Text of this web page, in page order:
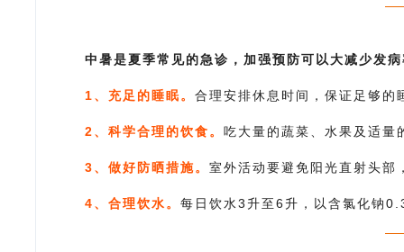
中暑是夏季常见的急诊，加强预防可以大减少发
1、充足的睡眠。 合理安排休息时间，保证足够的
2、科学合理的饮食。 吃大量的蔬菜、水果及适量
3、做好防晒措施。 室外活动要避免阳光直射头部
4、合理饮水。 每日饮水3升至6升，以含氯化钠